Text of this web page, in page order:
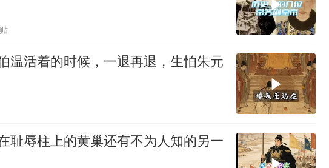
温活着的时候，一退再退，生怕朱元
耻辱柱上的黄巢还有不为人知的另一